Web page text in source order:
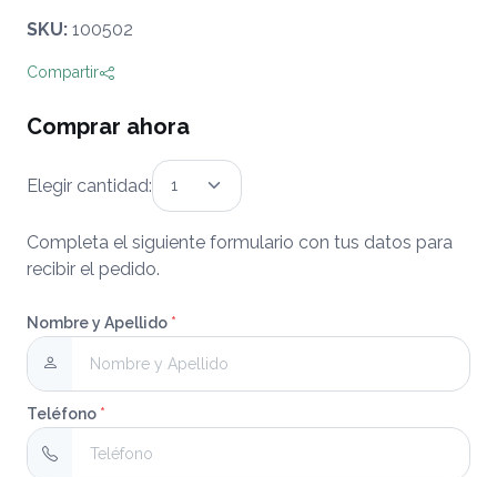
SKU: 100502
Compartir
Comprar ahora
Elegir cantidad:
Completa el siguiente formulario con tus datos para
recibir el pedido.
Nombre y Apellido *
Teléfono *